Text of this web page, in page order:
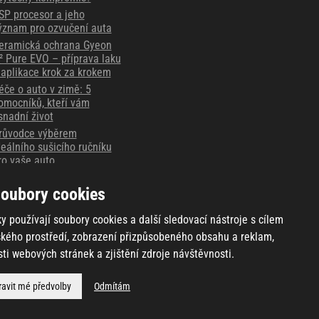
procesor a jeho
pro ozvučení auta
ochrana Gyeon
Pure EVO – příprava laku
krok za krokem
o auto v zimě: 5
kteří vám
život
výběrem
sušicího ručníku
vaše auto
autokamery
cookies
používají soubory cookies a další sledovací nástroje s cílem
prostředí, zobrazení přizpůsobeného obsahu a reklam,
webových stránek a zjištění zdroje návštěvnosti.
mé předvolby Odmítám